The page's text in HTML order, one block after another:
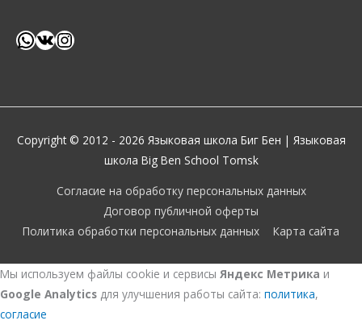
Copyright © 2012 - 2026 Языковая школа Биг Бен | Языковая
школа Big Ben School Tomsk
Согласие на обработку персональных данных
Договор публичной оферты
Политика обработки персональных данных
Карта сайта
Мы используем файлы cookie и сервисы Яндекс Метрика и
Google Analytics для улучшения работы сайта: политика,
согласие